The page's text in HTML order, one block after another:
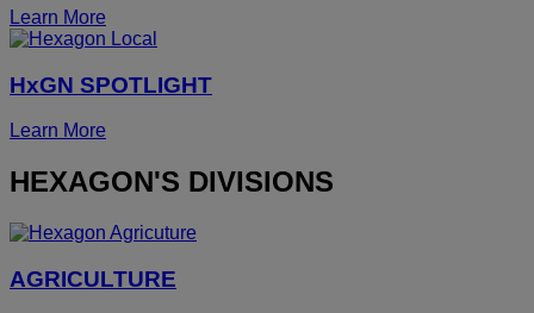
Learn More
HxGN SPOTLIGHT
Learn More
HEXAGON'S DIVISIONS
AGRICULTURE